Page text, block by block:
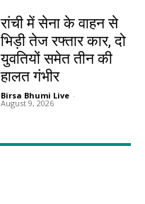
रांची में सेना के वाहन से
भिड़ी तेज रफ्तार कार, दो
युवतियों समेत तीन की
हालत गंभीर
Birsa Bhumi Live -
August 9, 2026